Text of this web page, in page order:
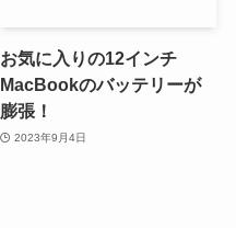
お気に入りの12インチ
MacBookのバッテリーが
膨張！
2023年9月4日